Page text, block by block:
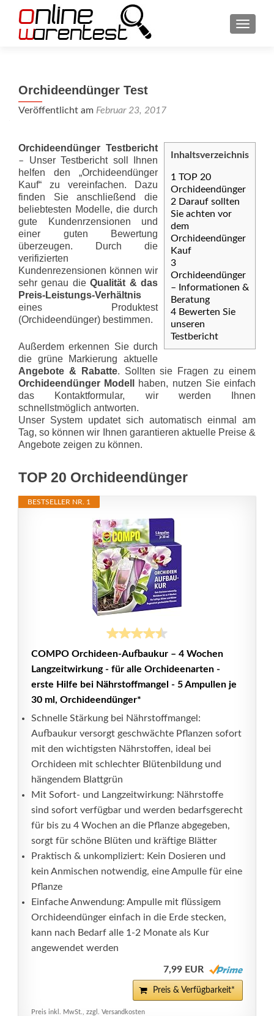
Orchideendünger Test
Veröffentlicht am Februar 23, 2017
Inhaltsverzeichnis
1 TOP 20
Orchideendünger
2 Darauf sollten
Sie achten vor
dem
Orchideendünger
Kauf
3
Orchideendünger
– Informationen &
Beratung
4 Bewerten Sie
unseren
Testbericht
Orchideendünger Testbericht
– Unser Testbericht soll Ihnen
helfen den „Orchideendünger
Kauf“ zu vereinfachen. Dazu
finden Sie anschließend die
beliebtesten Modelle, die durch
gute Kundenrzensionen und
einer guten Bewertung
überzeugen. Durch die
verifizierten
Kundenrezensionen können wir
sehr genau dieQualität & das
Preis-Leis­tungs-Ver­hält­nis
eines Produktest
(Orchideendünger) bestimmen.
Außerdem erkennen Sie durch
die grüne Markierung aktuelle
Angebote & Rabatte. Sollten sie Fragen zu einem
Orchideendünger Modell
haben, nutzen Sie einfach
das Kontaktformular, wir werden Ihnen
schnellstmöglich antworten.
Unser System updatet sich automatisch einmal am
Tag, so können wir Ihnen garantieren aktuelle Preise &
Angebote zeigen zu können.
TOP 20 Orchideendünger
BESTSELLER NR. 1
COMPO Orchideen-Aufbaukur – 4 Wochen
Langzeitwirkung - für alle Orchideenarten -
erste Hilfe bei Nährstoffmangel - 5 Ampullen je
30 ml, Orchideendünger*
Schnelle Stärkung bei Nährstoffmangel:
Aufbaukur versorgt geschwächte Pflanzen sofort
mit den wichtigsten Nährstoffen, ideal bei
Orchideen mit schlechter Blütenbildung und
hängendem Blattgrün
Mit Sofort- und Langzeitwirkung: Nährstoffe
sind sofort verfügbar und werden bedarfsgerecht
für bis zu 4 Wochen an die Pflanze abgegeben,
sorgt für schöne Blüten und kräftige Blätter
Praktisch & unkompliziert: Kein Dosieren und
kein Anmischen notwendig, eine Ampulle für eine
Pflanze
Einfache Anwendung: Ampulle mit flüssigem
Orchideendünger einfach in die Erde stecken,
kann nach Bedarf alle 1-2 Monate als Kur
angewendet werden
7,99 EUR
Preis & Verfügbarkeit*
Preis inkl. MwSt., zzgl. Versandkosten